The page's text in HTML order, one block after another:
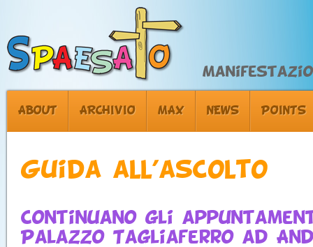
ABOUT ARCHIVIO MAX NEWS POINTS
Guida all’ascolto
Continuano gli
Palazzo Tagliaferro ad